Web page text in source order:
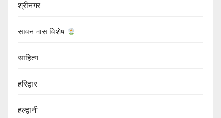
श्रीनगर
सावन मास विशेष
साहित्य
हरिद्वार
हल्द्वानी